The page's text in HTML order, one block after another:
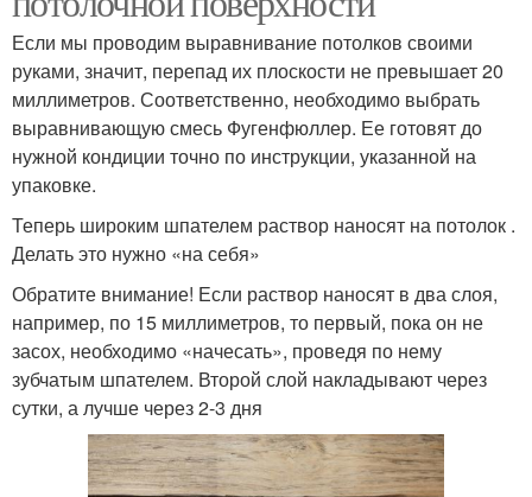
Если мы проводим выравнивание потолков своими
руками, значит, перепад их плоскости не превышает 20
миллиметров. Соответственно, необходимо выбрать
выравнивающую смесь Фугенфюллер. Ее готовят до
нужной кондиции точно по инструкции, указанной на
упаковке.
Теперь широким шпателем раствор наносят на потолок .
Делать это нужно «на себя»
Обратите внимание! Если раствор наносят в два слоя,
например, по 15 миллиметров, то первый, пока он не
засох, необходимо «начесать», проведя по нему
зубчатым шпателем. Второй слой накладывают через
сутки, а лучше через 2-3 дня